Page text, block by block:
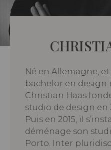
Né en Allemagne,
bachelor en design
Christian Haas
studio de design en
Puis en 2015, il
déménage son
Porto. Inter